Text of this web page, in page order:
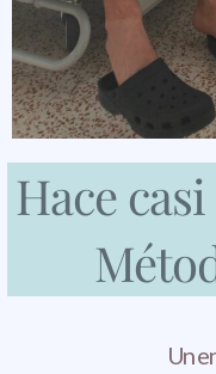
Hace
Un